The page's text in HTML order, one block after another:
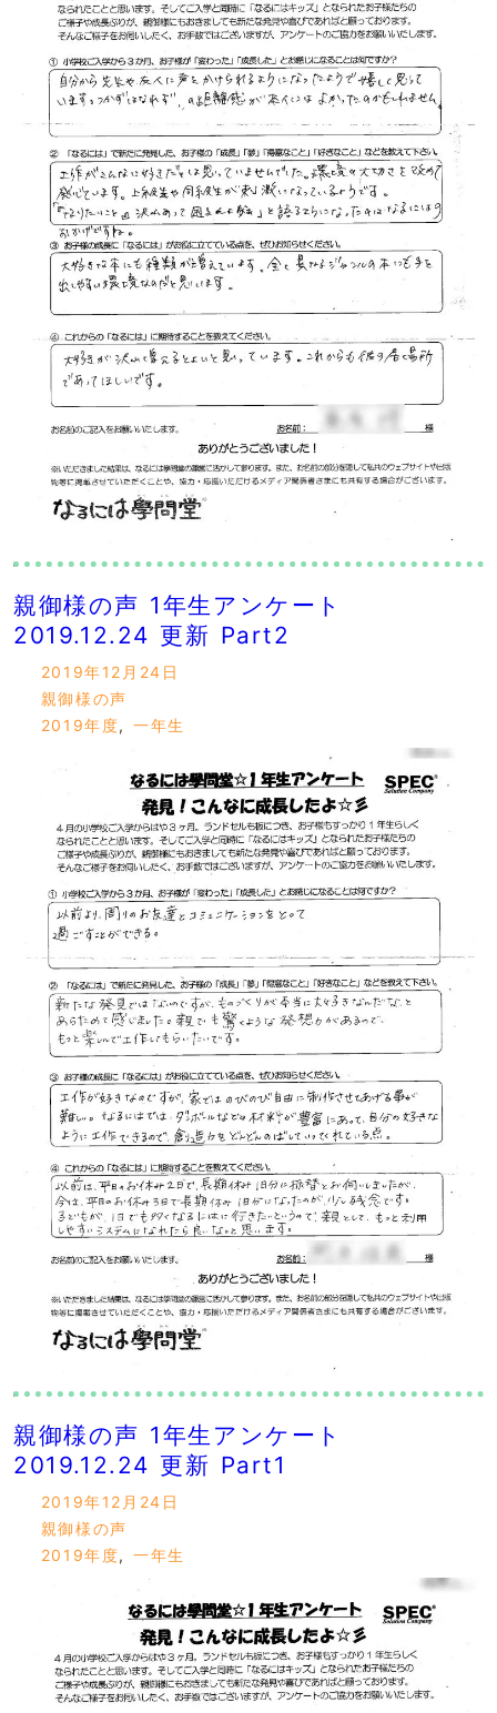
親御様の声 1年生アンケート
2019.12.24 更新 Part2
2019年12月24日
親御様の声
2019年度,一年生
親御様の声 1年生アンケート
2019.12.24 更新 Part1
2019年12月24日
親御様の声
2019年度,一年生